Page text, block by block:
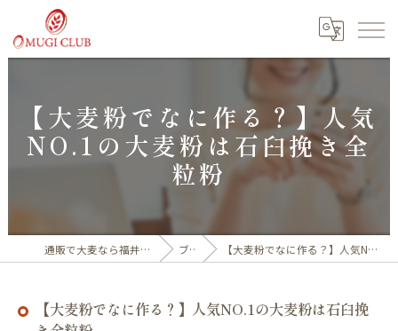
【大麦粉でなに作る？】人気
NO.1の大麦粉は石臼挽き全
粒粉
通販で大麦なら福井産100%の大麦倶楽部 ブログ 【大麦粉でなに作る？】人気NO.1の大麦粉は石臼挽き全粒粉
【大麦粉でなに作る？】人気NO.1の大麦粉は石臼挽